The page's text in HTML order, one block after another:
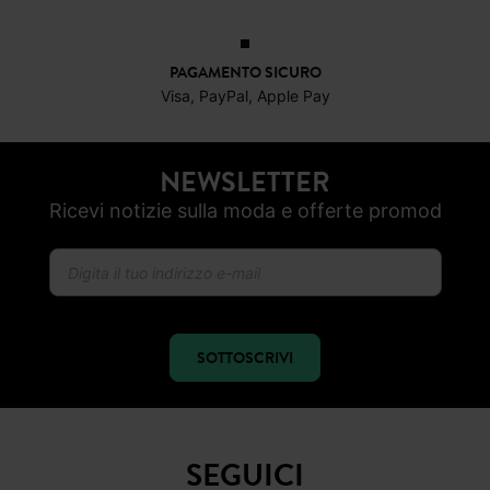
PAGAMENTO SICURO
Visa, PayPal, Apple Pay
NEWSLETTER
Ricevi notizie sulla moda e offerte promod
SOTTOSCRIVI
SEGUICI